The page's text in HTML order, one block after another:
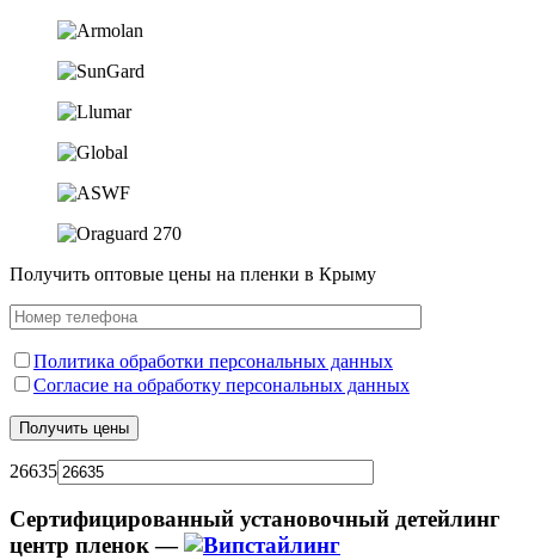
Получить оптовые цены на пленки в Крыму
Политика обработки персональных данных
Согласие на обработку персональных данных
26635
Сертифицированный установочный детейлинг
центр пленок —